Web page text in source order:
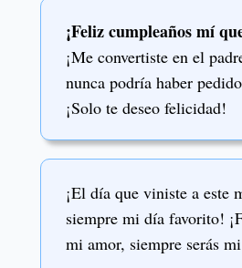
¡Feliz cumpleaños mí
¡Me convertiste en el
nunca podría haber
¡Solo te deseo felicidad!
¡El día que viniste a este
siempre mi día favorito!
mi amor, siempre serás